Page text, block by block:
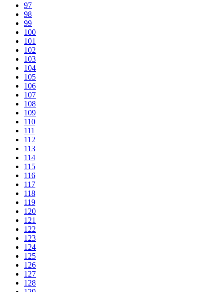
97
98
99
100
101
102
103
104
105
106
107
108
109
110
111
112
113
114
115
116
117
118
119
120
121
122
123
124
125
126
127
128